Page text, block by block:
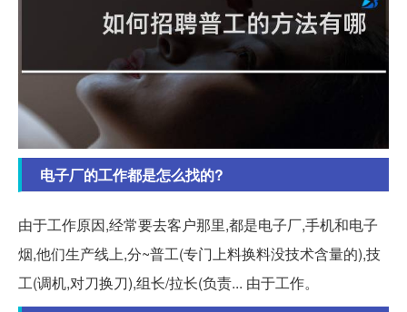
电子厂的工作都是怎么找的?
由于工作原因,经常要去客户那里,都是电子厂,手机和电子
烟,他们生产线上,分~普工(专门上料换料没技术含量的),技
工(调机,对刀换刀),组长/拉长(负责... 由于工作。